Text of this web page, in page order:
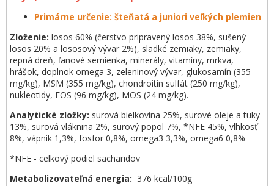
Primárne určenie: šteňatá a juniori veľkých plemien
Zloženie: losos 60% (čerstvo pripravený losos 38%, sušený
losos 20% a lososový vývar 2%), sladké zemiaky, zemiaky,
repná dreň, ľanové semienka, minerály, vitamíny, mrkva,
hrášok, doplnok omega 3, zeleninový vývar, glukosamín (355
mg/kg), MSM (355 mg/kg), chondroitín sulfát (250 mg/kg),
nukleotidy, FOS (96 mg/kg), MOS (24 mg/kg).
Analytické zložky: surová bielkovina 25%, surové oleje a tuky
13%, surová vláknina 2%, surový popol 7%, *NFE 45%, vlhkosť
8%, vápnik 1,3%, fosfor 0,8%, omega3 3,3%, omega6 0,8%
*NFE - celkový podiel sacharidov
Metabolizovateľná energia: 376 kcal/100g